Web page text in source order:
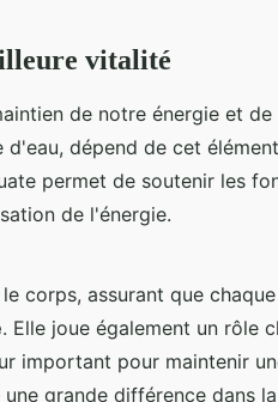
vitalité
de notre énergie et
dépend de cet
permet de soutenir les
de l'énergie.
corps, assurant que
. Elle joue également un rôle
important pour maintenir
grande différence dans